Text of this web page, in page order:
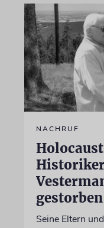
NACHRUF
gestorben
Seine Eltern